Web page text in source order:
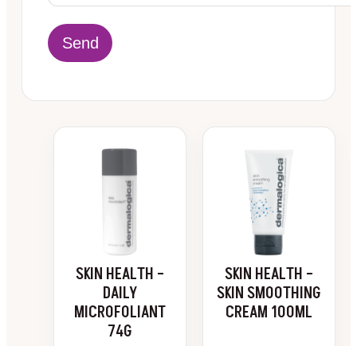
SKIN HEALTH –
DAILY
MICROFOLIANT
74G
SKIN HEALTH –
SKIN SMOOTHING
CREAM 100ML